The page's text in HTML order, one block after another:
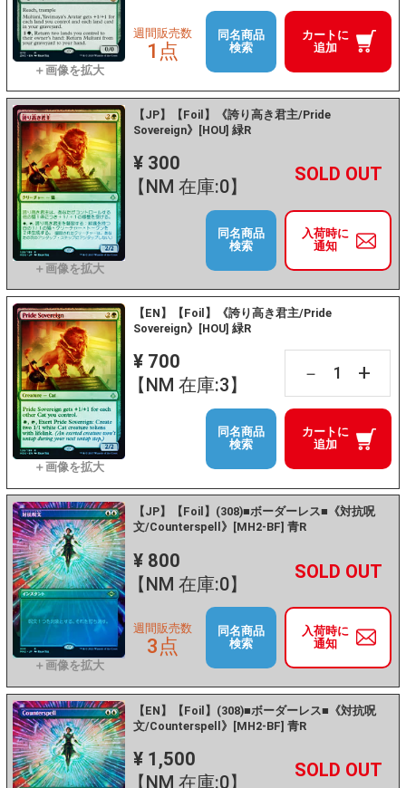
カートに
追加
週間販売数
1点
同名商品
検索
【JP】【Foil】《誇り高き君主/Pride
Sovereign》[HOU] 緑R
¥ 300
【NM 在庫:0】
－ +
入荷時に
通知
同名商品
検索
【EN】【Foil】《誇り高き君主/Pride
Sovereign》[HOU] 緑R
¥ 700
【NM 在庫:3】
－ +
カートに
追加
同名商品
検索
【JP】【Foil】(308)■ボーダーレス■《対抗呪
文/Counterspell》[MH2-BF] 青R
¥ 800
【NM 在庫:0】
－ +
入荷時に
通知
週間販売数
3点
同名商品
検索
【EN】【Foil】(308)■ボーダーレス■《対抗呪
文/Counterspell》[MH2-BF] 青R
¥ 1,500
【NM 在庫:0】
－ +